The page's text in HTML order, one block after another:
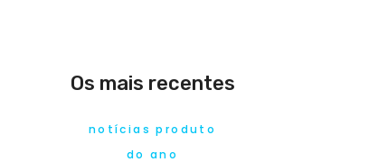
Os mais recentes
notícias produto
do ano